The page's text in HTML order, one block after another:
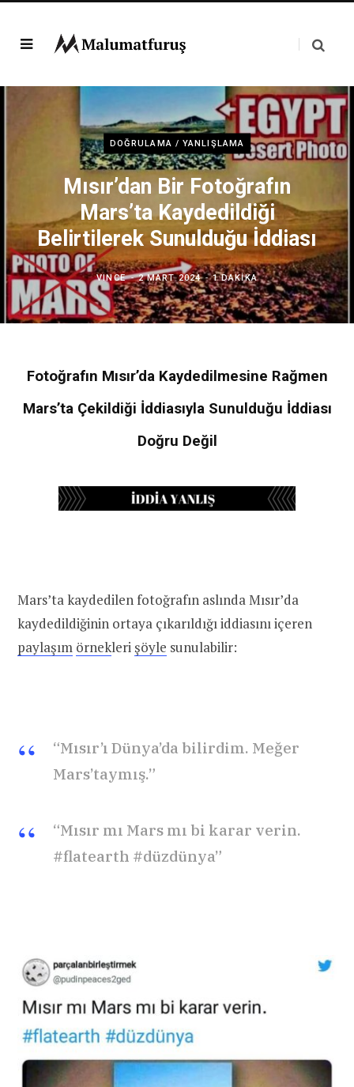
DOĞRULAMA / YANLIŞLAMA
Mısır’dan Bir Fotoğrafın
Mars’ta Kaydedildiği
Belirtilerek Sunulduğu İddiası
VINCE 2 MART 2024 1 DAKIKA
Fotoğrafın Mısır’da Kaydedilmesine Rağmen
Mars’ta Çekildiği İddiasıyla Sunulduğu İddiası
Doğru Değil
Mars’ta kaydedilen fotoğrafın aslında Mısır’da
kaydedildiğinin ortaya çıkarıldığı iddiasını içeren
paylaşım örneklerişöyle sunulabilir:
“Mısır’ı Dünya’da bilirdim. Meğer
Mars’taymış.”
“Mısır mı Mars mı bi karar verin.
#flatearth #düzdünya”